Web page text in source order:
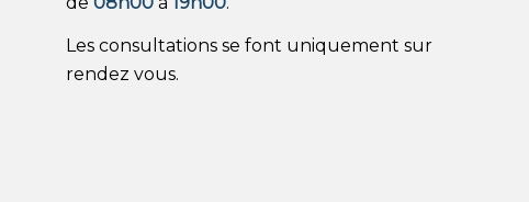
Les consultations se font uniquement sur
rendez vous.